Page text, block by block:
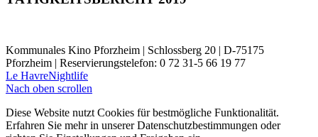
Kommunales Kino Pforzheim | Schlossberg 20 | D-75175
Pforzheim | Reservierungstelefon: 0 72 31-5 66 19 77
Le HavreNightlife
Nach oben scrollen
Diese Website nutzt Cookies für bestmögliche Funktionalität.
Erfahren Sie mehr in unserer Datenschutzbestimmungen oder